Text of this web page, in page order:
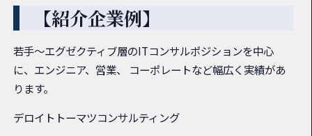
【紹介企業例】
若手～エグゼクティブ層のITコンサルポジションを中心
に、エンジニア、営業、 コーポレートなど幅広く実績があ
ります。
デロイトトーマツコンサルティング